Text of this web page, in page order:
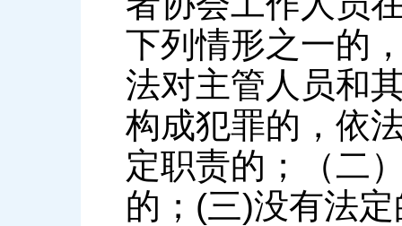
下列情形之一的
法对主管人员和
构成犯罪的，依
定职责的；（二
的；(三)没有法